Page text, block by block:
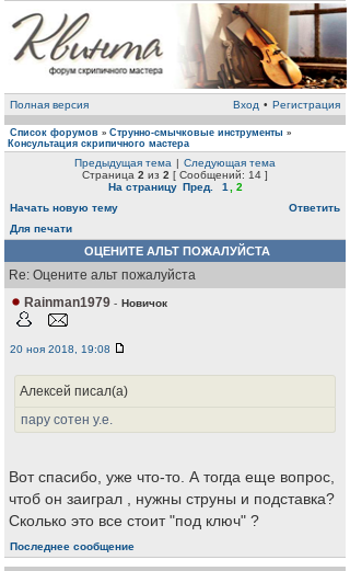
Полная версия Вход • Регистрация
Список форумов » Струнно-смычковые инструменты »
Консультация скрипичного мастера
Предыдущая тема | Следующая тема
Страница 2 из 2 [ Сообщений: 14 ]
На страницу Пред. 1
2
Начать новую тему
Ответить
Для печати
ОЦЕНИТЕ АЛЬТ ПОЖАЛУЙСТА
Re: Оцените альт пожалуйста
Rainman1979 - Новичок
20 ноя 2018, 19:08
Алексей писал(а)
пару сотен у.е.
Вот спасибо, уже что-то. А тогда еще вопрос,
чтоб он заиграл , нужны струны и подставка?
Сколько это все стоит "под ключ" ?
Последнее сообщение